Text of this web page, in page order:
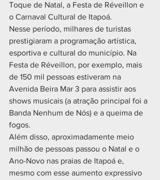
Toque de Natal, a Festa de Réveillon e
o Carnaval Cultural de Itapoá.
Nesse período, milhares de turistas
prestigiaram a programação artística,
esportiva e cultural do município. Na
Festa de Réveillon, por exemplo, mais
de 150 mil pessoas estiveram na
Avenida Beira Mar 3 para assistir aos
shows musicais (a atração principal foi a
Banda Nenhum de Nós) e a queima de
fogos.
Além disso, aproximadamente meio
milhão de pessoas passou o Natal e o
Ano-Novo nas praias de Itapoá e,
mesmo com esse aumento expressivo